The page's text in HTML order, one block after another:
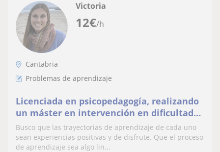
12€/h
Victoria
Cantabria
Problemas de aprendizaje
Licenciada en psicopedagogía, realizando
un máster en intervención en dificultades
de aprendizaje
Busco que las trayectorias de aprendizaje de cada uno
sean experiencias positivas y de disfrute. Que el proceso
de aprendizaje sea algo lin...